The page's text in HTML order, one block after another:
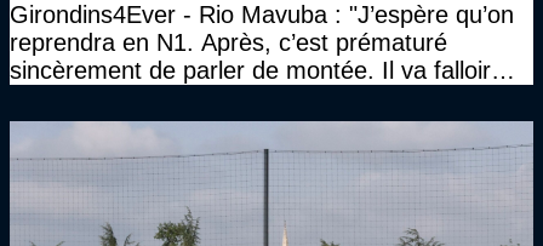
Girondins4Ever - Rio Mavuba : "J’espère qu’on
reprendra en N1. Après, c’est prématuré
sincèrement de parler de montée. Il va falloir